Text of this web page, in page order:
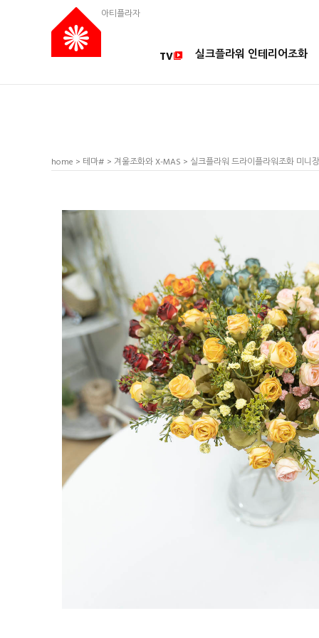
아티플라자
TV 실크플라워 인테리어조화
home > 테마# > 겨울조화와 X-MAS > 실크플라워 드라이플라워조화 미니